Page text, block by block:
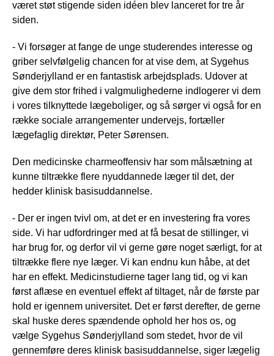
været støt stigende siden idéen blev lanceret for tre år
siden.
- Vi forsøger at fange de unge studerendes interesse og
griber selvfølgelig chancen for at vise dem, at Sygehus
Sønderjylland er en fantastisk arbejdsplads. Udover at
give dem stor frihed i valgmulighederne indlogerer vi dem
i vores tilknyttede lægeboliger, og så sørger vi også for en
række sociale arrangementer undervejs, fortæller
lægefaglig direktør, Peter Sørensen.
Den medicinske charmeoffensiv har som målsætning at
kunne tiltrække flere nyuddannede læger til det, der
hedder klinisk basisuddannelse.
- Der er ingen tvivl om, at det er en investering fra vores
side. Vi har udfordringer med at få besat de stillinger, vi
har brug for, og derfor vil vi gerne gøre noget særligt, for at
tiltrække flere nye læger. Vi kan endnu kun håbe, at det
har en effekt. Medicinstudierne tager lang tid, og vi kan
først aflæse en eventuel effekt af tiltaget, når de første par
hold er igennem universitet. Det er først derefter, de gerne
skal huske deres spændende ophold her hos os, og
vælge Sygehus Sønderjylland som stedet, hvor de vil
gennemføre deres klinisk basisuddannelse, siger lægelig